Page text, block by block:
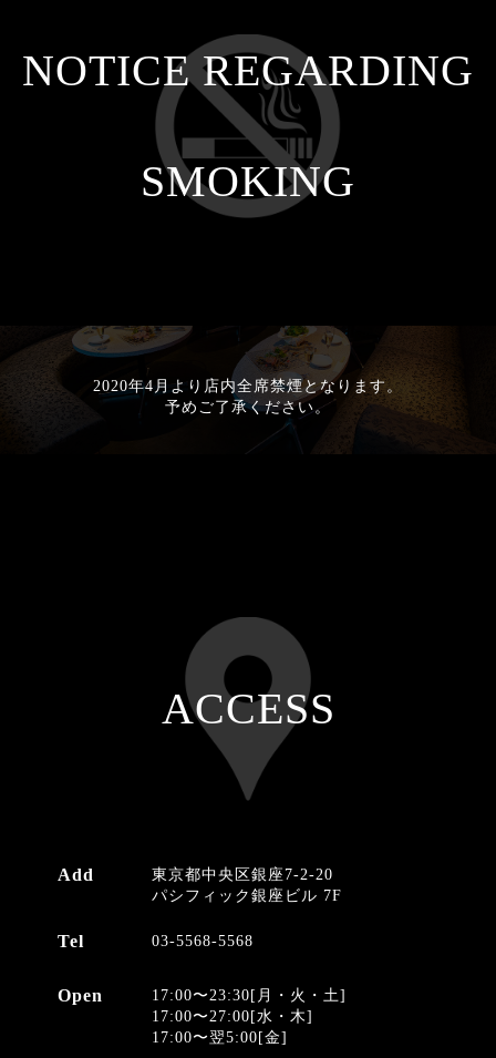
NOTICE REGARDING
SMOKING
2020年4月より店内全席禁煙となります。
予めご了承ください。
ACCESS
Add
東京都中央区銀座7-2-20
パシフィック銀座ビル 7F
Tel 03-5568-5568
Open
17:00〜23:30[月・火・土]
17:00〜27:00[水・木]
17:00〜翌5:00[金]